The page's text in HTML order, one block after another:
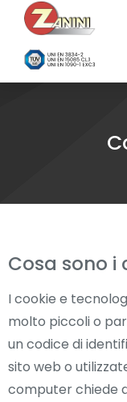
Cosa sono i
I cookie e
molto piccoli o
un codice di
sito web o
computer chiede